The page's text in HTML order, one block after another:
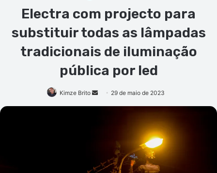
Electra com projecto para
substituir todas as lâmpadas
tradicionais de iluminação
pública por led
Kimze Brito
Mande29 de maio de 2023